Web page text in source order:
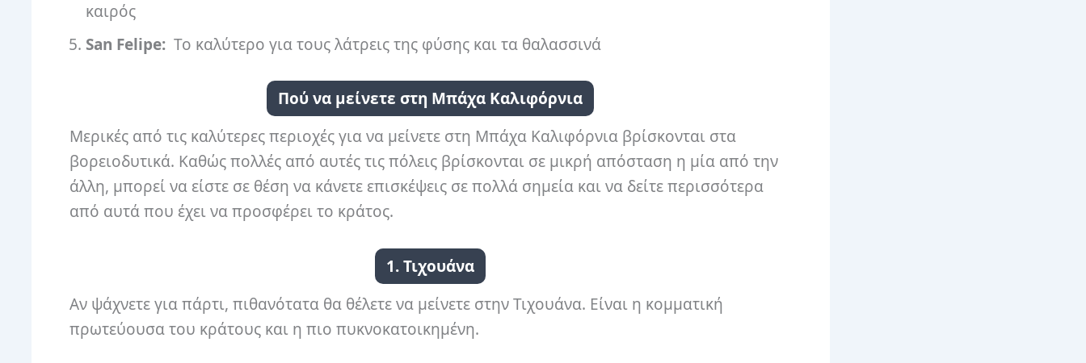
καιρός
San Felipe: Το καλύτερο για τους λάτρεις της φύσης και τα θαλασσινά
Πού να μείνετε στη Μπάχα Καλιφόρνια
Μερικές από τις καλύτερες περιοχές για να μείνετε στη Μπάχα Καλιφόρνια βρίσκονται στα
βορειοδυτικά. Καθώς πολλές από αυτές τις πόλεις βρίσκονται σε μικρή απόσταση η μία από την
άλλη, μπορεί να είστε σε θέση να κάνετε επισκέψεις σε πολλά σημεία και να δείτε περισσότερα
από αυτά που έχει να προσφέρει το κράτος.
1. Τιχουάνα
Αν ψάχνετε για πάρτι, πιθανότατα θα θέλετε να μείνετε στην Τιχουάνα. Είναι η κομματική
πρωτεύουσα του κράτους και η πιο πυκνοκατοικημένη.